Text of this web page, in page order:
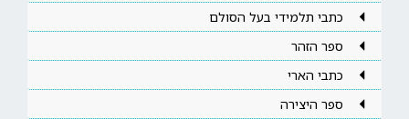
כתבי תלמידי בעל הסולם
ספר הזהר
כתבי הארי
ספר היצירה